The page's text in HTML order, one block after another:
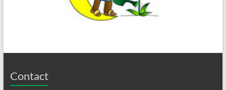
Contact